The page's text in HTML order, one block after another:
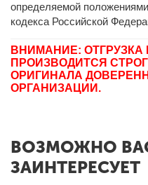
определяемой
кодекса Российской
ВНИМАНИЕ: ОТГРУЗКА
ПРОИЗВОДИТСЯ
ОРИГИНАЛА
ОРГАНИЗАЦИИ.
ВОЗМОЖНО
ЗАИНТЕРЕСУЕТ